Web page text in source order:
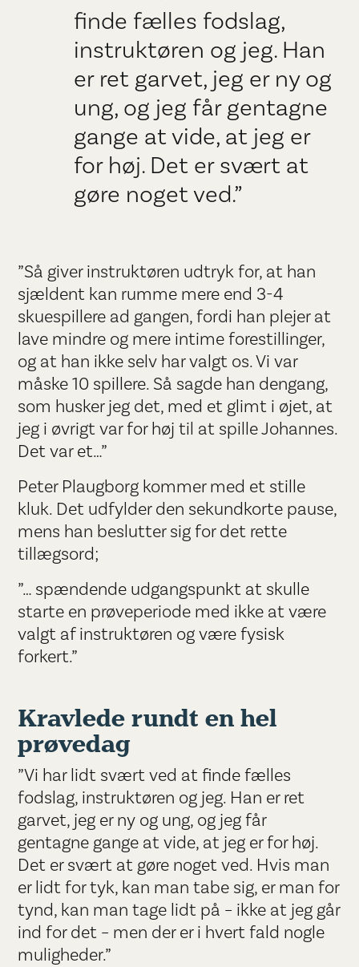
finde fælles fodslag,
instruktøren og jeg. Han
er ret garvet, jeg er ny og
ung, og jeg får gentagne
gange at vide, at jeg er
for høj. Det er svært at
gøre noget ved.”
”Så giver instruktøren udtryk for, at han
sjældent kan rumme mere end 3-4
skuespillere ad gangen, fordi han plejer at
lave mindre og mere intime forestillinger,
og at han ikke selv har valgt os. Vi var
måske 10 spillere. Så sagde han dengang,
som husker jeg det, med et glimt i øjet, at
jeg i øvrigt var for høj til at spille Johannes.
Det var et…”
Peter Plaugborg kommer med et stille
kluk. Det udfylder den sekundkorte pause,
mens han beslutter sig for det rette
tillægsord;
”… spændende udgangspunkt at skulle
starte en prøveperiode med ikke at være
valgt af instruktøren og være fysisk
forkert.”
Kravlede rundt en hel
prøvedag
”Vi har lidt svært ved at finde fælles
fodslag, instruktøren og jeg. Han er ret
garvet, jeg er ny og ung, og jeg får
gentagne gange at vide, at jeg er for høj.
Det er svært at gøre noget ved. Hvis man
er lidt for tyk, kan man tabe sig, er man for
tynd, kan man tage lidt på – ikke at jeg går
ind for det – men der er i hvert fald nogle
muligheder.”